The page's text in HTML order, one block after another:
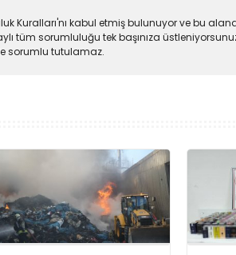
Kuralları'nı kabul etmiş bulunuyor ve bu alana
tüm sorumluluğu tek başınıza
sorumlu tutulamaz.